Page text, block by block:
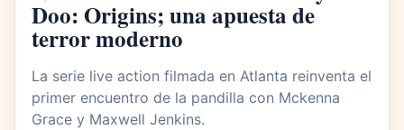
Doo: Origins; una apuesta de
terror moderno
La serie live action filmada en Atlanta reinventa el
primer encuentro de la pandilla con Mckenna
Grace y Maxwell Jenkins.